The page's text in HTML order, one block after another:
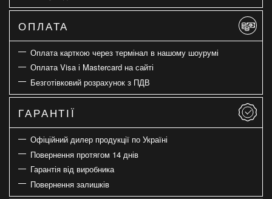
ОПЛАТА
Оплата карткою через термінал в нашому шоурумі
Оплата Visa і Mastercard на сайті
Безготівковий розрахунок з ПДВ
ГАРАНТІЇ
Офіційний дилер продукції по Україні
Повернення протягом 14 днів
Гарантія від виробника
Повернення залишків